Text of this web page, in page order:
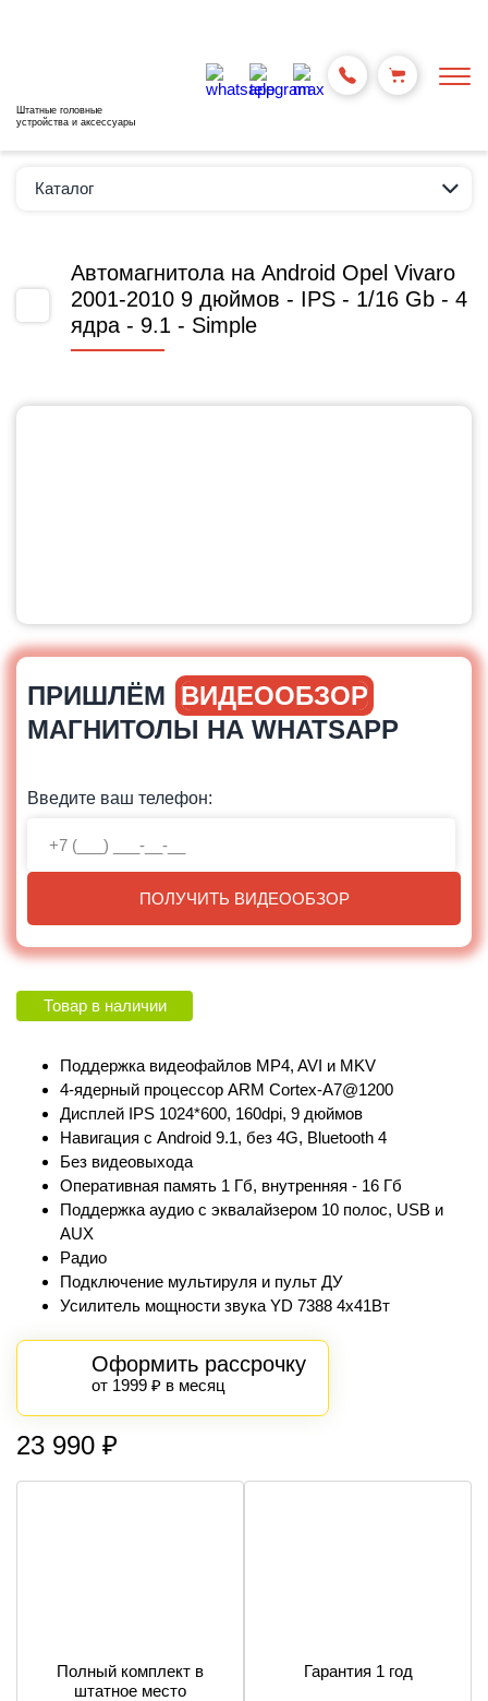
Штатные головные
устройства и аксессуары
Каталог
Автомагнитола на Android Opel Vivaro
2001-2010 9 дюймов - IPS - 1/16 Gb - 4
ядра - 9.1 - Simple
ПРИШЛЁМ ВИДЕООБЗОР
МАГНИТОЛЫ НА WHATSAPP
Введите ваш телефон:
ПОЛУЧИТЬ ВИДЕООБЗОР
Товар в наличии
Поддержка видеофайлов MP4, AVI и MKV
4-ядерный процессор ARM Cortex‑A7@1200
Дисплей IPS 1024*600, 160dpi, 9 дюймов
Навигация с Android 9.1, без 4G, Bluetooth 4
Без видеовыхода
Оперативная память 1 Гб, внутренняя - 16 Гб
Поддержка аудио с эквалайзером 10 полос, USB и
AUX
Радио
Подключение мультируля и пульт ДУ
Усилитель мощности звука YD 7388 4х41Вт
Оформить рассрочку
от 1999 ₽ в месяц
23 990 ₽
Полный комплект в
штатное место
Гарантия 1 год